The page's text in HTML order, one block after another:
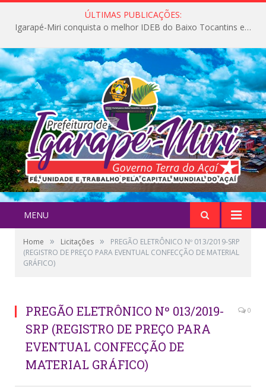
ÚLTIMAS PUBLICAÇÕES:
Igarapé-Miri conquista o melhor IDEB do Baixo Tocantins e avança na qualidade da educação pública
MENU
Home » Licitações »
PREGÃO ELETRÔNICO Nº 013/2019-SRP
(REGISTRO DE PREÇO PARA EVENTUAL CONFECÇÃO DE MATERIAL
GRÁFICO)
PREGÃO ELETRÔNICO Nº 013/2019-
SRP (REGISTRO DE PREÇO PARA
EVENTUAL CONFECÇÃO DE
MATERIAL GRÁFICO)
0